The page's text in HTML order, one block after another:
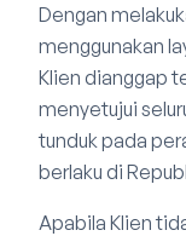
Dengan
menggunakan
Klien dianggap
menyetujui
tunduk pada
berlaku di
Apabila Klien